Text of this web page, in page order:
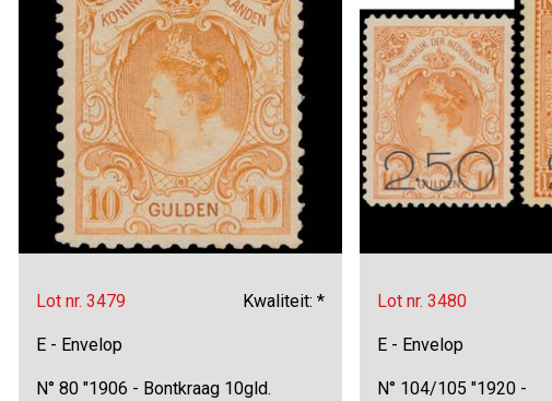
Lot nr. 3479 Kwaliteit: *
E - Envelop
N° 80 "1906 - Bontkraag 10gld.
Lot nr. 3480
E - Envelop
N° 104/105 "1920 -